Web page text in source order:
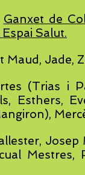
Ganxet de
Salut.
Maud, Jade,
(Trias i
Esthers,
Josep
Mestres,